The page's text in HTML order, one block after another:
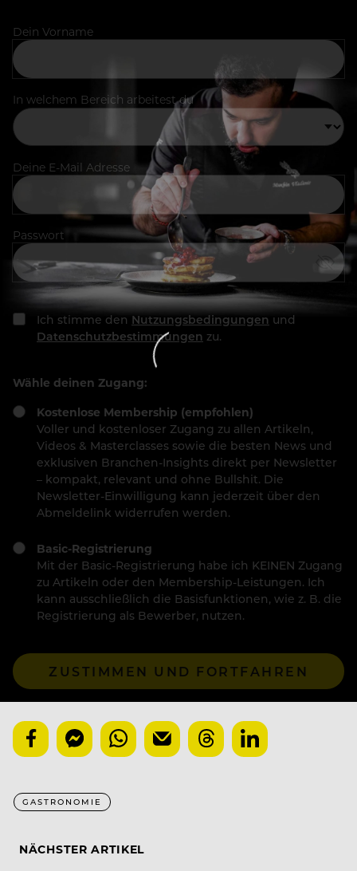
Dein Vorname
In welchem Bereich arbeitest du
Deine E-Mail Adresse
Passwort
Ich stimme den Nutzungsbedingungen und
Datenschutzbestimmungen zu.
Wähle deinen Zugang:
Kostenlose Membership (empfohlen)
Voller und kostenloser Zugang zu allen Artikeln,
Videos & Masterclasses sowie die besten News und
exklusiven Branchen-Insights direkt per Newsletter
– kompakt, relevant und ohne Bullshit. Die
Newsletter-Einwilligung kann jederzeit über den
Abmeldelink widerrufen werden.
Basic-Registrierung
Mit der Basic-Registrierung habe ich KEINEN Zugang
zu Artikeln oder den Membership-Leistungen. Ich
kann ausschließlich die Basisfunktionen, wie z. B. die
Registrierung als Bewerber, nutzen.
ZUSTIMMEN UND FORTFAHREN
GASTRONOMIE
NÄCHSTER ARTIKEL